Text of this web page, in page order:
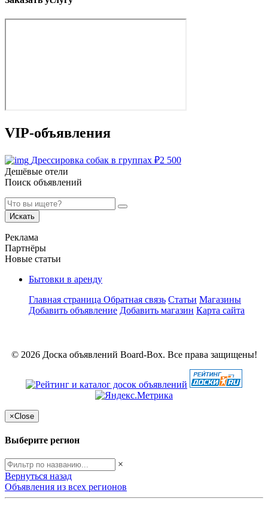
VIP-объявления
Дрессировка собак в группах ₽2 500
Дешёвые отели
Поиск объявлений
Искать
Реклама
Партнёры
Новые статьи
Бытовки в аренду
Главная страница Обратная связь Статьи Магазины
Добавить объявление Добавить магазин Карта сайта
© 2026 Доска объявлений Board-Box. Все права защищены!
×Close
Выберите регион
×
Вернуться назад
Объявления из всех регионов